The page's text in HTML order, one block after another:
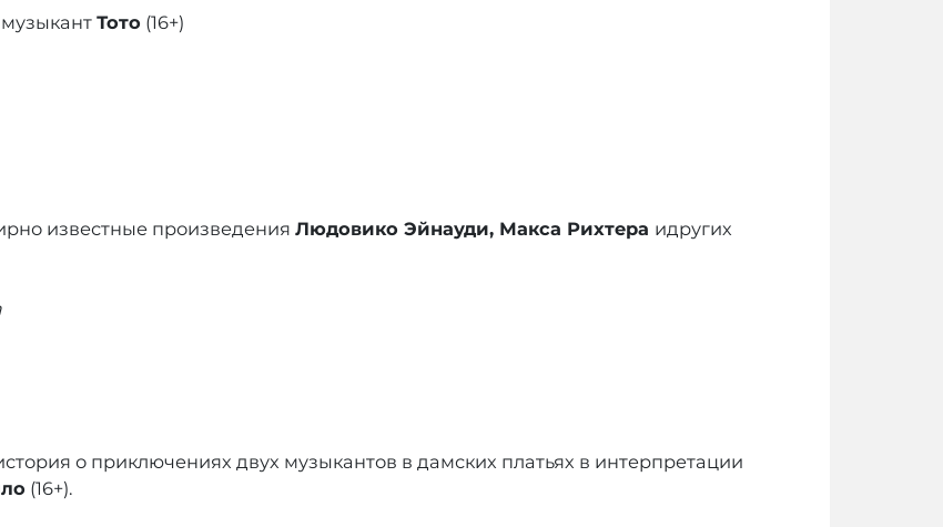
Тото (16+)
известные произведения Людовико Эйнауди, Макса Рихтера идругих
о приключениях двух музыкантов в дамских платьях в интерпретации
(16+).